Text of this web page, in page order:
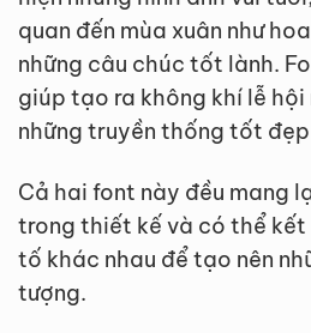
quan đến mùa xuân như
những câu chúc tốt lành.
giúp tạo ra không khí lễ hội
những truyền thống tốt
Cả hai font này đều mang
trong thiết kế và có thể kết
tố khác nhau để tạo nên
tượng.